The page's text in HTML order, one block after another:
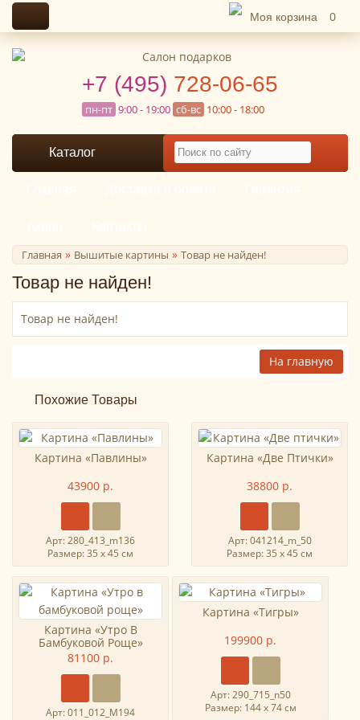
+7 (495) 728-06-65
пн-пт 9:00 - 19:00 сб-вс 10:00 - 18:00
Моя корзина 0
Каталог
Главная » Вышитые картины » Товар не найден!
Товар не найден!
Товар не найден!
На главную
Похожие Товары
Картина «Павлины»
43900 р.
Арт: 280_413_m136
Размер: 35 х 45 см
Картина «Две Птички»
38800 р.
Арт: 041214_m_50
Размер: 35 х 45 см
Картина «Утро В
Бамбуковой Роще»
81100 р.
Арт: 011_012_M194
Картина «Тигры»
199900 р.
Арт: 290_715_n50
Размер: 144 х 74 см